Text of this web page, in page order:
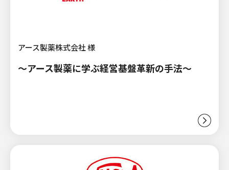
アース製薬株式会社 様
～アース製薬に学ぶ経営基盤革新の手法～